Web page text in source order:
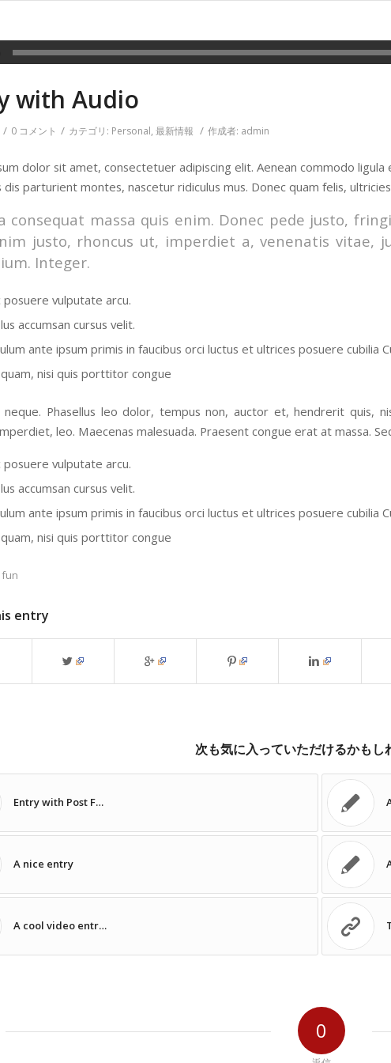
with Audio
/ 0 コメント / カテゴリ: Personal, 最新情報 / 作成者: admin
dolor sit amet, consectetuer adipiscing elit. Aenean commodo
dis parturient montes, nascetur ridiculus mus. Donec quam felis,
consequat massa quis enim. Donec pede justo,
justo, rhoncus ut, imperdiet a, venenatis vitae,
Integer.
posuere vulputate arcu.
accumsan cursus velit.
ante ipsum primis in faucibus orci luctus et ultrices posuere cubilia
nisi quis porttitor congue
neque. Phasellus leo dolor, tempus non, auctor et, hendrerit quis,
leo. Maecenas malesuada. Praesent congue erat at massa.
posuere vulputate arcu.
accumsan cursus velit.
ante ipsum primis in faucibus orci luctus et ultrices posuere cubilia
nisi quis porttitor congue
fun
entry
次も気に入っていただけるかもし
Entry with Post F…
A nice entry
A cool video entr…
0